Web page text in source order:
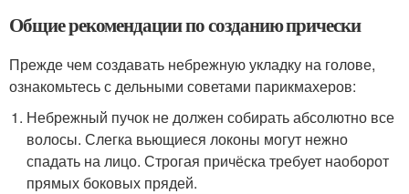
Общие рекомендации по созданию прически
Прежде чем создавать небрежную укладку на голове,
ознакомьтесь с дельными советами парикмахеров:
Небрежный пучок не должен собирать абсолютно все
волосы. Слегка вьющиеся локоны могут нежно
спадать на лицо. Строгая причёска требует наоборот
прямых боковых прядей.